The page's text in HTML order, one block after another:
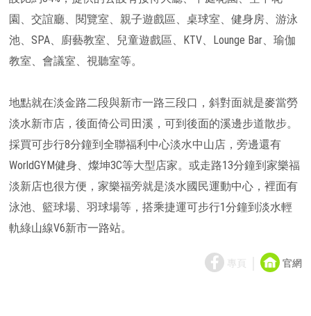
園、交誼廳、閱覽室、親子遊戲區、桌球室、健身房、游泳
池、SPA、廚藝教室、兒童遊戲區、KTV、Lounge Bar、瑜伽
教室、會議室、視聽室等。
地點就在淡金路二段與新市一路三段口，斜對面就是麥當勞
淡水新市店，後面倚公司田溪，可到後面的溪邊步道散步。
採買可步行8分鐘到全聯福利中心淡水中山店，旁邊還有
WorldGYM健身、燦坤3C等大型店家。或走路13分鐘到家樂福
淡新店也很方便，家樂福旁就是淡水國民運動中心，裡面有
泳池、籃球場、羽球場等，搭乘捷運可步行1分鐘到淡水輕
軌綠山線V6新市一路站。
專頁 官網